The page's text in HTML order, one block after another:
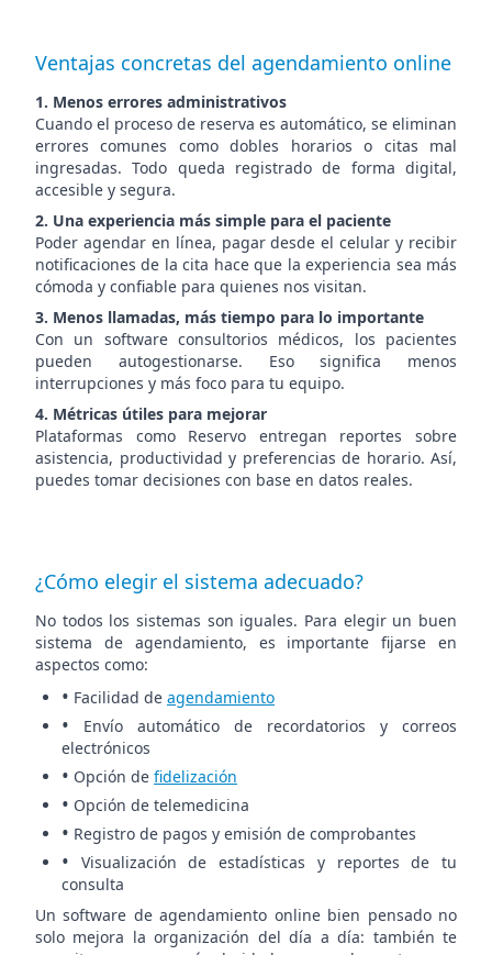
Ventajas concretas del agendamiento online
1. Menos errores administrativos
Cuando el proceso de reserva es automático, se eliminan
errores comunes como dobles horarios o citas mal
ingresadas. Todo queda registrado de forma digital,
accesible y segura.
2. Una experiencia más simple para el paciente
Poder agendar en línea, pagar desde el celular y recibir
notificaciones de la cita hace que la experiencia sea más
cómoda y confiable para quienes nos visitan.
3. Menos llamadas, más tiempo para lo importante
Con un software consultorios médicos, los pacientes
pueden autogestionarse. Eso significa menos
interrupciones y más foco para tu equipo.
4. Métricas útiles para mejorar
Plataformas como Reservo entregan reportes sobre
asistencia, productividad y preferencias de horario. Así,
puedes tomar decisiones con base en datos reales.
¿Cómo elegir el sistema adecuado?
No todos los sistemas son iguales. Para elegir un buen
sistema de agendamiento, es importante fijarse en
aspectos como:
• Facilidad de agendamiento
• Envío automático de recordatorios y correos
electrónicos
• Opción de fidelización
• Opción de telemedicina
• Registro de pagos y emisión de comprobantes
• Visualización de estadísticas y reportes de tu
consulta
Un software de agendamiento online bien pensado no
solo mejora la organización del día a día: también te